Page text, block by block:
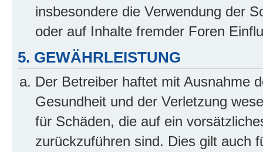
insbesondere die Verwendung der
oder auf Inhalte fremder Foren
5. GEWÄHRLEISTUNG
Der Betreiber haftet mit Ausnahme
Gesundheit und der Verletzung
für Schäden, die auf ein
zurückzuführen sind. Dies gilt auch